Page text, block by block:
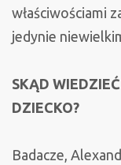
właściwościami
jedynie
SKĄD
DZIECKO?
Badacze,